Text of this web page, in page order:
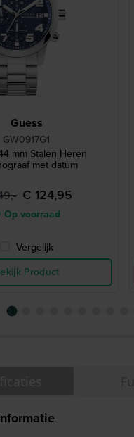
Guess
GW0917G1
mm Stalen Heren
met datum
€ 124,95
voorraad
Vergelijk
Product